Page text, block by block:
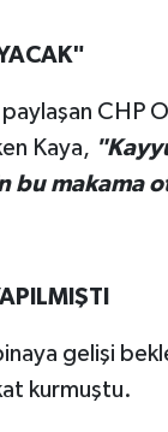
CHP
Kaya,
bu makama
gelişi
kurmuştu.